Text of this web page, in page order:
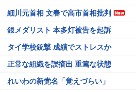
細川元首相 文春で高市首相批判
銀メダリスト 本多灯被告を起訴
タイ学校銃撃 成績でストレスか
正常な組織を誤摘出 重篤な状態
れいわの新党名「覚えづらい」